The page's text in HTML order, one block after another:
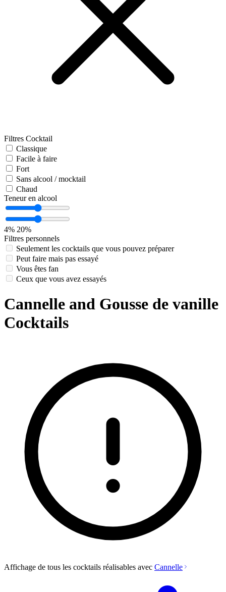
Filtres Cocktail
Classique
Facile à faire
Fort
Sans alcool / mocktail
Chaud
Teneur en alcool
4% 20%
Filtres personnels
Seulement les cocktails que vous pouvez préparer
Peut faire mais pas essayé
Vous êtes fan
Ceux que vous avez essayés
Cannelle and Gousse de vanille
Cocktails
Affichage de tous les cocktails réalisables avec Cannelle